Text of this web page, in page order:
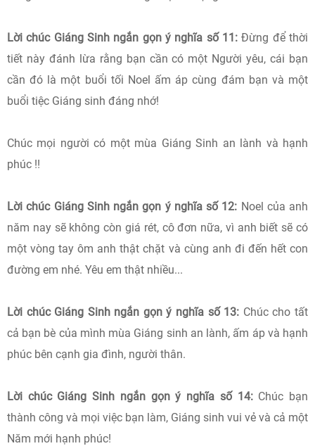
Lời chúc Giáng Sinh ngắn gọn ý nghĩa số 11:Đừng để thời
tiết này đánh lừa rằng bạn cần có một Người yêu, cái bạn
cần đó là một buổi tối Noel ấm áp cùng đám bạn và một
buổi tiệc Giáng sinh đáng nhớ!
Chúc mọi người có một mùa Giáng Sinh an lành và hạnh
phúc !!
Lời chúc Giáng Sinh ngắn gọn ý nghĩa số 12: Noel của anh
năm nay sẽ không còn giá rét, cô đơn nữa, vì anh biết sẽ có
một vòng tay ôm anh thật chặt và cùng anh đi đến hết con
đường em nhé. Yêu em thật nhiều...
Lời chúc Giáng Sinh ngắn gọn ý nghĩa số 13: Chúc cho tất
cả bạn bè của mình mùa Giáng sinh an lành, ấm áp và hạnh
phúc bên cạnh gia đình, người thân.
Lời chúc Giáng Sinh ngắn gọn ý nghĩa số 14: Chúc bạn
thành công và mọi việc bạn làm, Giáng sinh vui vẻ và cả một
Năm mới hạnh phúc!